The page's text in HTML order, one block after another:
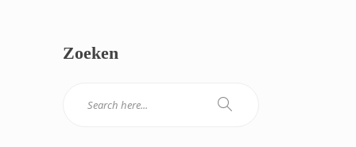
Zoeken